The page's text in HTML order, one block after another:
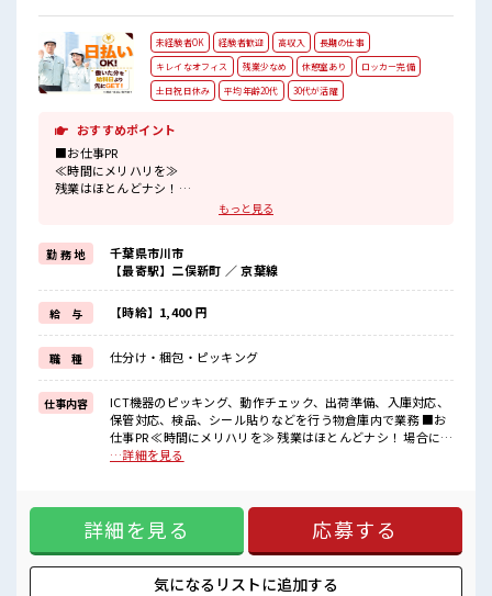
未経験者OK 経験者歓迎 高収入
長期の仕事
キレイなオフィス
残業少なめ 休憩室あり
ロッカー完備
土日祝日休み
平均年齢20代 30代が活躍
おすすめポイント
■お仕事PR
≪時間にメリハリを≫
残業はほとんどナシ！
場合によってはお願いすることもあります♪
週末は家族や友人と一緒にプライベート満喫！
≪未経験OKの仕事≫
新しいことにチャレンジするのは不安だけど、
しっかり働く環境が整っています！
イチからスキルUP・ステップUP目指していきましょう！
≪収入アップを目指せる≫
高時給だらけの派遣のお仕事です！
■職場の雰囲気
≪20代の方が多数活躍中の職場≫
休憩時間にゆっくりできるスペース完備！
ロッカーあり！
安心してお仕事に集中♪
もっと見る
勤 務 地
千葉県市川市
【最寄駅】二俣新町 ／ 京葉線
給 与 【時給】1,400 円
職 種 仕分け・梱包・ピッキング
仕事内容
ICT機器のピッキング、動作チェック、出荷準備、入庫対応、
保管対応、検品、シール貼りなどを行う物倉庫内で業務 ■お
仕事PR ≪時間にメリハリを≫ 残業はほとんどナシ！ 場合によ
ってはお願いすることもあります♪ ≪週休2日制≫ 週末は家
環境が整っています！ イチからスキルUP・ステップUP目指
していきましょう！ ≪収入アップを目指せる≫ 高時給だらけ
の派遣のお仕事です！ ■職場の雰囲気 ≪20代の方が多数活躍
中の職場≫ 休憩時間にゆっくりできるスペース完備！ ロッカ
ーあり！ 安心してお仕事に集中♪
…詳細を見る
詳細を見る 応募する
気になるリストに追加する